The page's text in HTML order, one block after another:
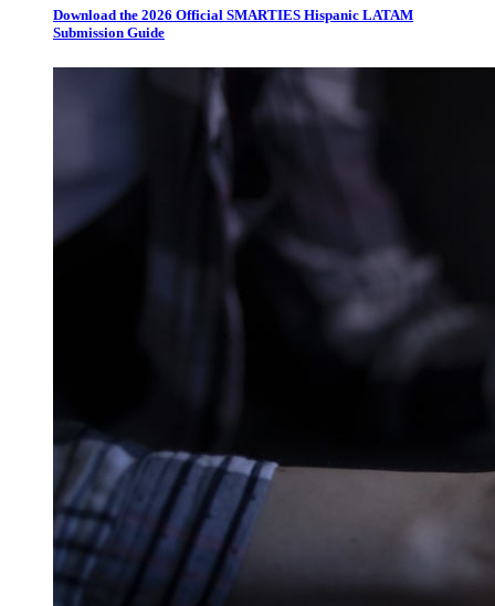
Download the 2026 Official SMARTIES Hispanic LATAM
Submission Guide